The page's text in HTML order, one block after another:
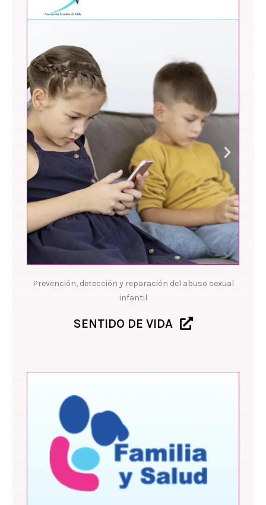
Prevención, detección y reparación del abuso sexual
infantil
SENTIDO DE VIDA